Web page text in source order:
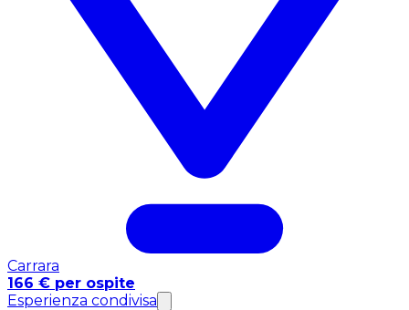
Carrara
166 € per ospite
Esperienza condivisa